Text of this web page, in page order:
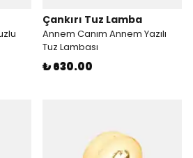
Çankırı Tuz Lamba
Annem Canım Annem Yazılı
Tuz Lambası
₺ 630.00